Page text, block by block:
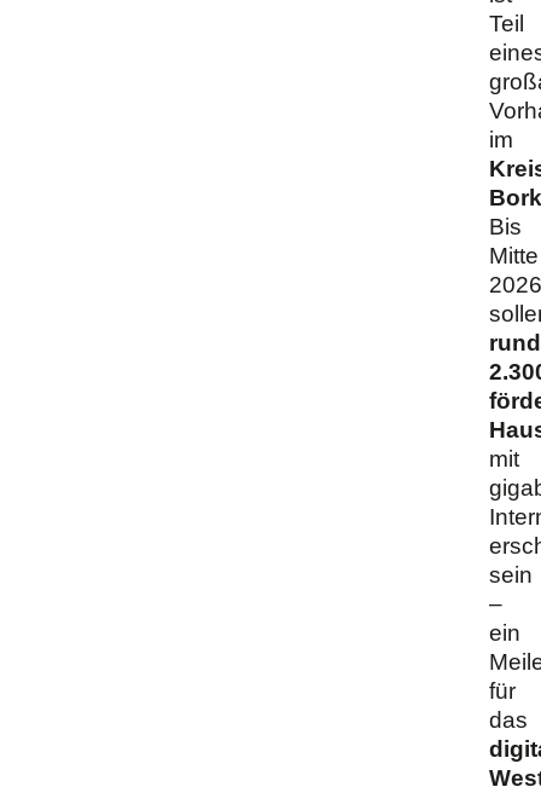
Teil
im
Bis
Mitte
2026
rund
mit
sein
–
ein
für
das